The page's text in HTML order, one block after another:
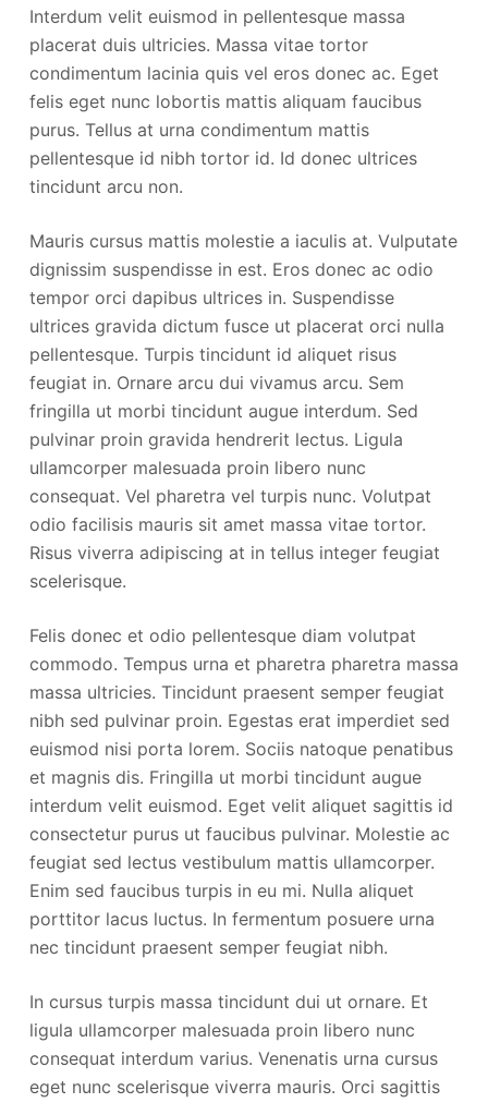
Interdum velit euismod in pellentesque massa
placerat duis ultricies. Massa vitae tortor
condimentum lacinia quis vel eros donec ac. Eget
felis eget nunc lobortis mattis aliquam faucibus
purus. Tellus at urna condimentum mattis
pellentesque id nibh tortor id. Id donec ultrices
tincidunt arcu non.
Mauris cursus mattis molestie a iaculis at. Vulputate
dignissim suspendisse in est. Eros donec ac odio
tempor orci dapibus ultrices in. Suspendisse
ultrices gravida dictum fusce ut placerat orci nulla
pellentesque. Turpis tincidunt id aliquet risus
feugiat in. Ornare arcu dui vivamus arcu. Sem
fringilla ut morbi tincidunt augue interdum. Sed
pulvinar proin gravida hendrerit lectus. Ligula
ullamcorper malesuada proin libero nunc
consequat. Vel pharetra vel turpis nunc. Volutpat
odio facilisis mauris sit amet massa vitae tortor.
Risus viverra adipiscing at in tellus integer feugiat
scelerisque.
Felis donec et odio pellentesque diam volutpat
commodo. Tempus urna et pharetra pharetra massa
massa ultricies. Tincidunt praesent semper feugiat
nibh sed pulvinar proin. Egestas erat imperdiet sed
euismod nisi porta lorem. Sociis natoque penatibus
et magnis dis. Fringilla ut morbi tincidunt augue
interdum velit euismod. Eget velit aliquet sagittis id
consectetur purus ut faucibus pulvinar. Molestie ac
feugiat sed lectus vestibulum mattis ullamcorper.
Enim sed faucibus turpis in eu mi. Nulla aliquet
porttitor lacus luctus. In fermentum posuere urna
nec tincidunt praesent semper feugiat nibh.
In cursus turpis massa tincidunt dui ut ornare. Et
ligula ullamcorper malesuada proin libero nunc
consequat interdum varius. Venenatis urna cursus
eget nunc scelerisque viverra mauris. Orci sagittis